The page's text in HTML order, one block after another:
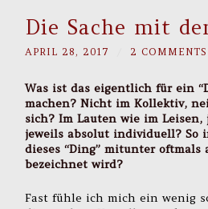
Die Sache mit
APRIL 28, 2017 2 COMMENTS
Was ist das eigentlich für ein
machen? Nicht im Kollektiv,
sich? Im Lauten wie im
jeweils absolut individuell? So
dieses “Ding” mitunter oftmals
bezeichnet wird?
Fast fühle ich mich ein wenig